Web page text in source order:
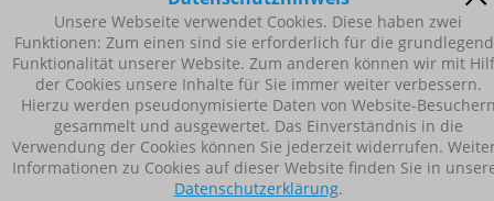
Unsere Webseite verwendet Cookies. Diese haben zwei
Funktionen: Zum einen sind sie erforderlich für die
Funktionalität unserer Website. Zum anderen können wir mit
der Cookies unsere Inhalte für Sie immer weiter verbessern.
Hierzu werden pseudonymisierte Daten von Website-
gesammelt und ausgewertet. Das Einverständnis in die
Verwendung der Cookies können Sie jederzeit widerrufen.
Informationen zu Cookies auf dieser Website finden Sie in
Datenschutzerklärung.